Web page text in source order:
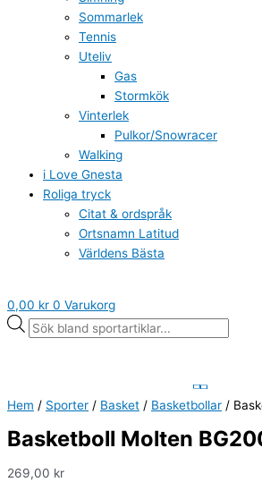
Sommarlek
Tennis
Uteliv
Gas
Stormkök
Vinterlek
Pulkor/Snowracer
Walking
i Love Gnesta
Roliga tryck
Citat & ordspråk
Ortsnamn Latitud
Världens Bästa
0,00 kr 0 Varukorg
Hem / Sporter / Basket / Basketbollar /
Basketboll Molten
269,00 kr